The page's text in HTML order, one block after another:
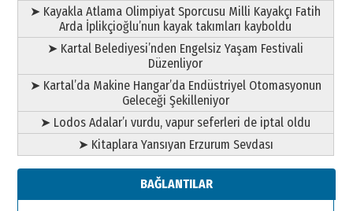
➤ Kayakla Atlama Olimpiyat Sporcusu Milli Kayakçı Fatih
Arda İplikçioğlu’nun kayak takımları kayboldu
➤ Kartal Belediyesi’nden Engelsiz Yaşam Festivali
Düzenliyor
➤ Kartal’da Makine Hangar’da Endüstriyel Otomasyonun
Geleceği Şekilleniyor
➤ Lodos Adalar’ı vurdu, vapur seferleri de iptal oldu
➤ Kitaplara Yansıyan Erzurum Sevdası
BAĞLANTILAR